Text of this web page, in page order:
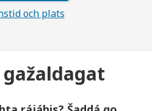
och plats
gažaldagat